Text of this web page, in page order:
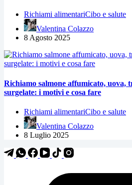
Richiami alimentariCibo e salute
Valentina Colazzo
8 Agosto 2025
Richiamo salmone affumicato, uova,
surgelate: i motivi e cosa fare
Richiami alimentariCibo e salute
Valentina Colazzo
8 Luglio 2025